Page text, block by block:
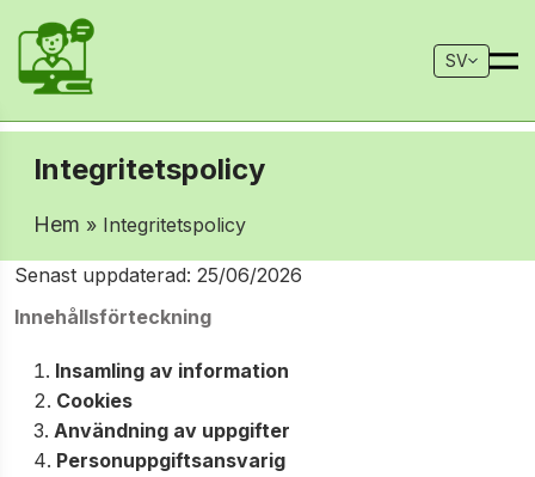
SV
Integritetspolicy
Hem » Integritetspolicy
Senast uppdaterad: 25/06/2026
Innehållsförteckning
Insamling av information
Cookies
Användning av uppgifter
Personuppgiftsansvarig